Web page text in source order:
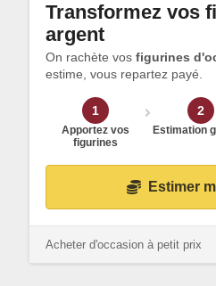
Transformez vos
argent
On rachète vos figurines
estime, vous repartez payé.
1
Apportez vos
figurines
2
Estimation
Estimer
Acheter d'occasion à petit prix